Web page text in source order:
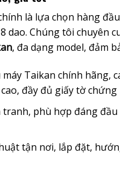
là lựa chọn hàng
dao. Chúng tôi chuyên
, đa dạng model, đảm
Taikan chính hãng,
đầy đủ giấy tờ chứng
tranh, phù hợp đáng
tận nơi, lắp đặt,